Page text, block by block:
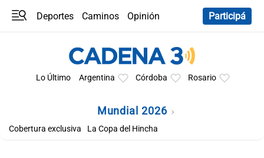
Deportes Caminos
Opinión
Participá
Lo Último Argentina Córdoba Rosario
Mundial 2026
Cobertura exclusiva La Copa del Hincha